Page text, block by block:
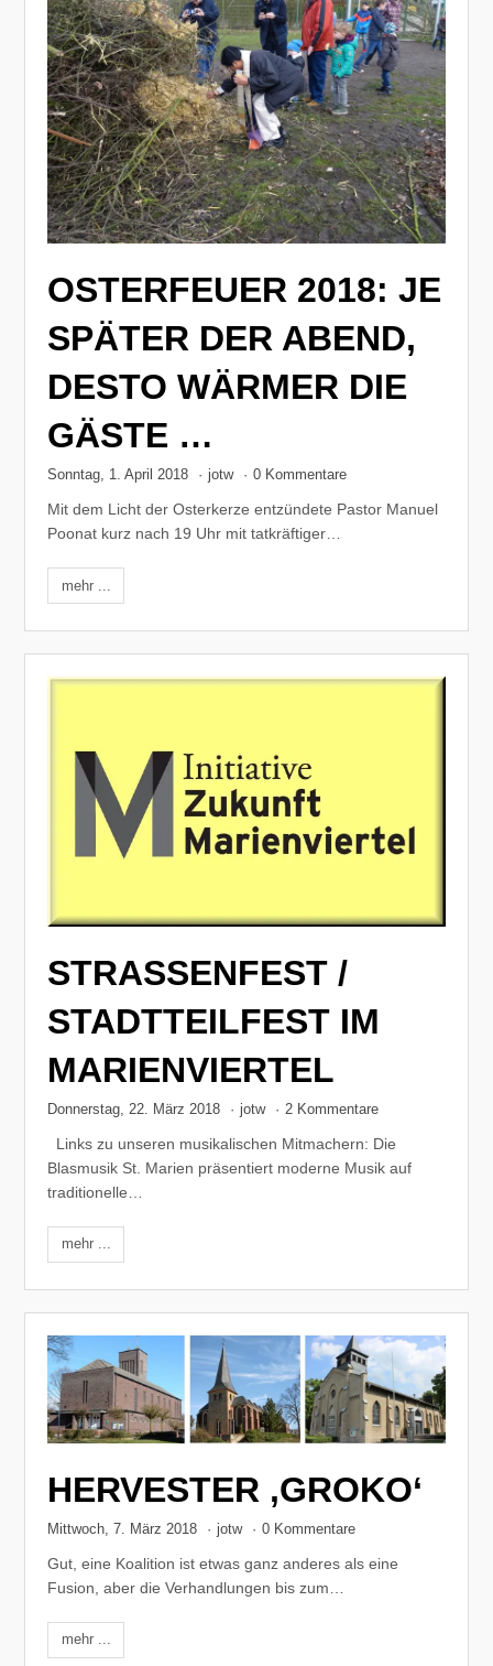
OSTERFEUER 2018: JE
SPÄTER DER ABEND,
DESTO WÄRMER DIE
GÄSTE …
Sonntag, 1. April 2018 · jotw · 0 Kommentare
Mit dem Licht der Osterkerze entzündete Pastor Manuel
Poonat kurz nach 19 Uhr mit tatkräftiger…
mehr ...
STRASSENFEST /
STADTTEILFEST IM
MARIENVIERTEL
Donnerstag, 22. März 2018 · jotw · 2 Kommentare
Links zu unseren musikalischen Mitmachern: Die
Blasmusik St. Marien präsentiert moderne Musik auf
traditionelle…
mehr ...
HERVESTER ‚GROKO‘
Mittwoch, 7. März 2018 · jotw · 0 Kommentare
Gut, eine Koalition ist etwas ganz anderes als eine
Fusion, aber die Verhandlungen bis zum…
mehr ...